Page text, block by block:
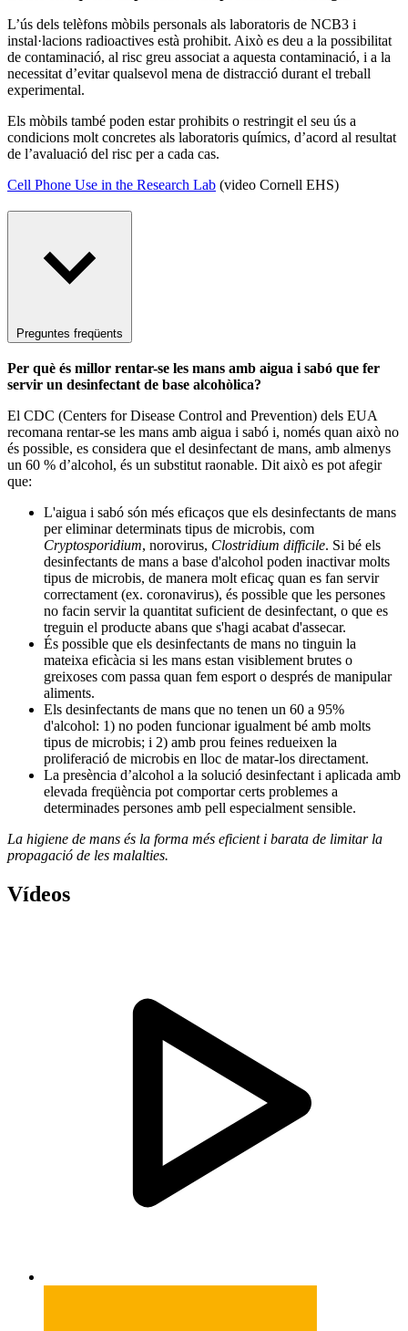
L’ús dels telèfons mòbils personals als laboratoris de NCB3 i
instal·lacions radioactives està prohibit. Això es deu a la possibilitat
de contaminació, al risc greu associat a aquesta contaminació, i a la
necessitat d’evitar qualsevol mena de distracció durant el treball
experimental.
Els mòbils també poden estar prohibits o restringit el seu ús a
condicions molt concretes als laboratoris químics, d’acord al resultat
de l’avaluació del risc per a cada cas.
Cell Phone Use in the Research Lab (video Cornell EHS)
Preguntes freqüents
Per què és millor rentar-se les mans amb aigua i sabó que fer
servir un desinfectant de base alcohòlica?
El CDC (Centers for Disease Control and Prevention) dels EUA
recomana rentar-se les mans amb aigua i sabó i, només quan això no
és possible, es considera que el desinfectant de mans, amb almenys
un 60 % d’alcohol, és un substitut raonable. Dit això es pot afegir
que:
L'aigua i sabó són més eficaços que els desinfectants de mans
per eliminar determinats tipus de microbis, com
Cryptosporidium, norovirus, Clostridium difficile. Si bé els
desinfectants de mans a base d'alcohol poden inactivar molts
tipus de microbis, de manera molt eficaç quan es fan servir
correctament (ex. coronavirus), és possible que les persones
no facin servir la quantitat suficient de desinfectant, o que es
treguin el producte abans que s'hagi acabat d'assecar.
És possible que els desinfectants de mans no tinguin la
mateixa eficàcia si les mans estan visiblement brutes o
greixoses com passa quan fem esport o després de manipular
aliments.
Els desinfectants de mans que no tenen un 60 a 95%
d'alcohol: 1) no poden funcionar igualment bé amb molts
tipus de microbis; i 2) amb prou feines redueixen la
proliferació de microbis en lloc de matar-los directament.
La presència d’alcohol a la solució desinfectant i aplicada amb
elevada freqüència pot comportar certs problemes a
determinades persones amb pell especialment sensible.
La higiene de mans és la forma més eficient i barata de limitar la
propagació de les malalties.
Vídeos